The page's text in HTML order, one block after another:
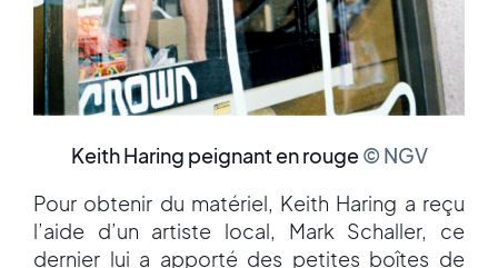
Keith Haring peignant en rouge© NGV
Pour obtenir du matériel, Keith Haring a reçu
l’aide d’un artiste local, Mark Schaller, ce
dernier lui a apporté des petites boîtes de